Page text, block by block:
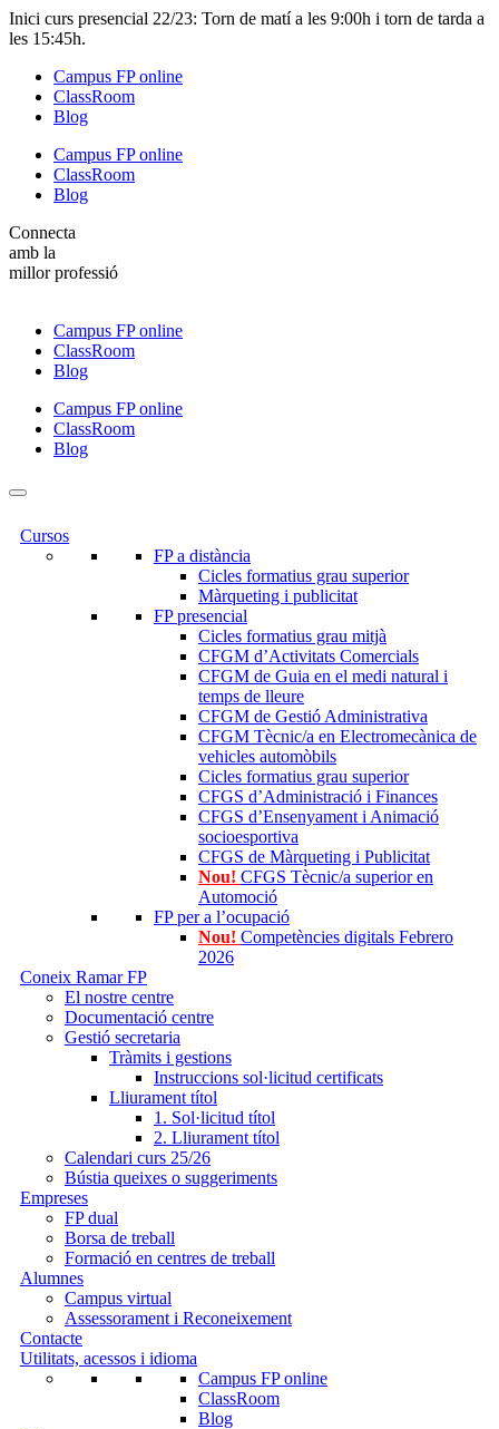
Inici curs presencial 22/23: Torn de matí a les 9:00h i torn de tarda a
les 15:45h.
Campus FP online
ClassRoom
Blog
Campus FP online
ClassRoom
Blog
Connecta
amb la
millor professió
Campus FP online
ClassRoom
Blog
Campus FP online
ClassRoom
Blog
Cursos
FP a distància
Cicles formatius grau superior
Màrqueting i publicitat
FP presencial
Cicles formatius grau mitjà
CFGM d’Activitats Comercials
CFGM de Guia en el medi natural i
temps de lleure
CFGM de Gestió Administrativa
CFGM Tècnic/a en Electromecànica de
vehicles automòbils
Cicles formatius grau superior
CFGS d’Administració i Finances
CFGS d’Ensenyament i Animació
socioesportiva
CFGS de Màrqueting i Publicitat
Nou! CFGS Tècnic/a superior en
Automoció
FP per a l’ocupació
Nou! Competències digitals Febrero
2026
Coneix Ramar FP
El nostre centre
Documentació centre
Gestió secretaria
Tràmits i gestions
Instruccions sol·licitud certificats
Lliurament títol
1. Sol·licitud títol
2. Lliurament títol
Calendari curs 25/26
Bústia queixes o suggeriments
Empreses
FP dual
Borsa de treball
Formació en centres de treball
Alumnes
Campus virtual
Assessorament i Reconeixement
Contacte
Utilitats, acessos i idioma
Campus FP online
ClassRoom
Blog